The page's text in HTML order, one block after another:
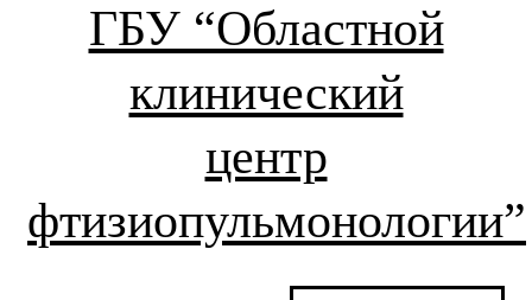
ГБУ “Областной
клинический
центр
фтизиопульмонологии”